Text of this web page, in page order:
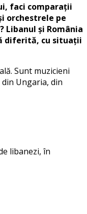
faci comparații
orchestrele pe
Libanul și România
diferită, cu situații
Sunt muzicieni
Ungaria, din
libanezi, în